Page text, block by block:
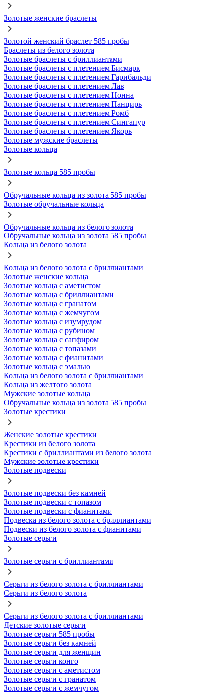
Золотые женские браслеты
Золотой женский браслет 585 пробы
Браслеты из белого золота
Золотые браслеты с бриллиантами
Золотые браслеты с плетением Бисмарк
Золотые браслеты с плетением Гарибальди
Золотые браслеты с плетением Лав
Золотые браслеты с плетением Нонна
Золотые браслеты с плетением Панцирь
Золотые браслеты с плетением Ромб
Золотые браслеты с плетением Сингапур
Золотые браслеты с плетением Якорь
Золотые мужские браслеты
Золотые кольца
Золотые кольца 585 пробы
Обручальные кольца из золота 585 пробы
Золотые обручальные кольца
Обручальные кольца из белого золота
Обручальные кольца из золота 585 пробы
Кольца из белого золота
Кольца из белого золота с бриллиантами
Золотые женские кольца
Золотые кольца с аметистом
Золотые кольца с бриллиантами
Золотые кольца с гранатом
Золотые кольца с жемчугом
Золотые кольца с изумрудом
Золотые кольца с рубином
Золотые кольца с сапфиром
Золотые кольца с топазами
Золотые кольца с фианитами
Золотые кольца с эмалью
Кольца из белого золота с бриллиантами
Кольца из желтого золота
Мужские золотые кольца
Обручальные кольца из золота 585 пробы
Золотые крестики
Женские золотые крестики
Крестики из белого золота
Крестики с бриллиантами из белого золота
Мужские золотые крестики
Золотые подвески
Золотые подвески без камней
Золотые подвески с топазом
Золотые подвески с фианитами
Подвеска из белого золота с бриллиантами
Подвески из белого золота с фианитами
Золотые серьги
Золотые серьги с бриллиантами
Серьги из белого золота с бриллиантами
Серьги из белого золота
Серьги из белого золота с бриллиантами
Детские золотые серьги
Золотые серьги 585 пробы
Золотые серьги без камней
Золотые серьги для женщин
Золотые серьги конго
Золотые серьги с аметистом
Золотые серьги с гранатом
Золотые серьги с жемчугом